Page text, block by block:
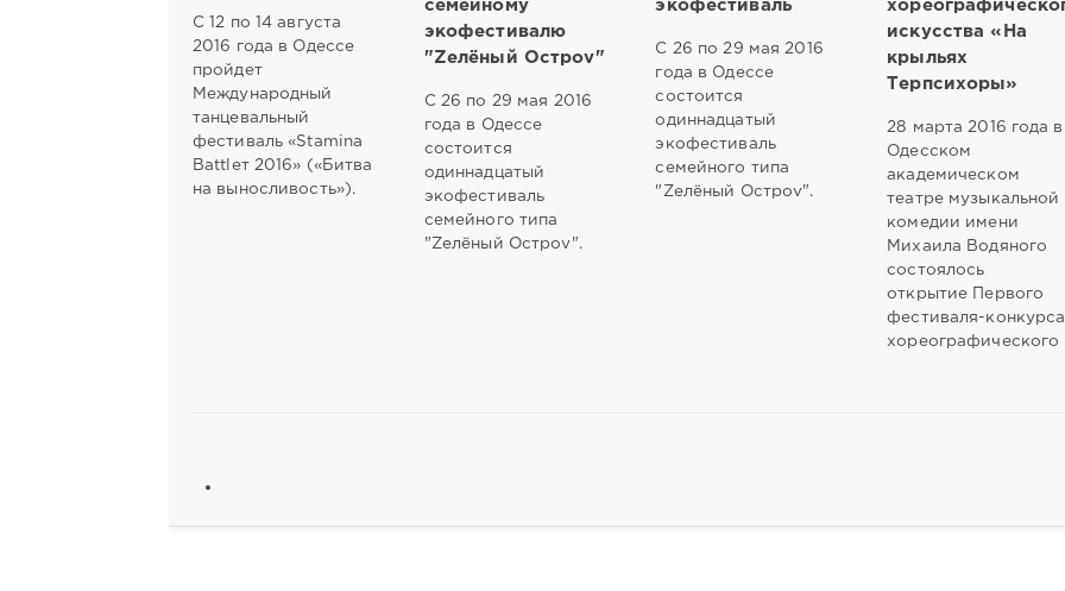
С 12 по 14 августа
2016 года в Одессе
пройдет
Международный
танцевальный
фестиваль «Stamina
Battleт 2016» («Битва
на выносливость»).
семейному
экофестивалю
"Zелёный Остроv"
С 26 по 29 мая 2016
года в Одессе
состоится
одиннадцатый
экофестиваль
семейного типа
"Zелёный Остроv".
экофестиваль
С 26 по 29 мая 2016
года в Одессе
состоится
одиннадцатый
экофестиваль
семейного типа
"Zелёный Остроv".
искусства «На
крыльях
Терпсихоры»
28 марта 2016 года в
Одесском
академическом
театре музыкальной
комедии имени
Михаила Водяного
состоялось
открытие Первого
фестиваля-конкурса
хореографического